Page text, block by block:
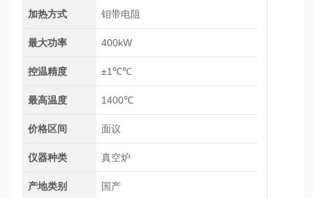
加热方式 钼带电阻
最大功率 400kW
控温精度 ±1℃℃
最高温度 1400℃
价格区间 面议
仪器种类 真空炉
产地类别 国产